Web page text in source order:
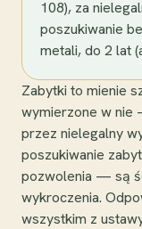
108), za
poszukiwanie
metali, do 2 lat
Zabytki to mienie
wymierzone w nie
przez nielegalny
poszukiwanie
pozwolenia — są
wykroczenia.
wszystkim z